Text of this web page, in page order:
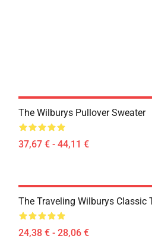
The Wilburys Pullover Sweater
37,67 € - 44,11 €
The Traveling Wilburys Classic
24,38 € - 28,06 €